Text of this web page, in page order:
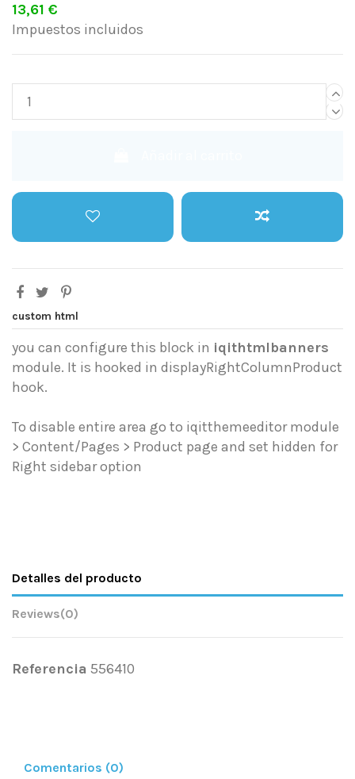
13,61 €
Impuestos incluidos
custom html
you can configure this block in iqithtmlbanners
module. It is hooked in displayRightColumnProduct
hook.
To disable entire area go to iqitthemeeditor module
> Content/Pages > Product page and set hidden for
Right sidebar option
Detalles del producto
Reviews(0)
Referencia 556410
Comentarios (0)